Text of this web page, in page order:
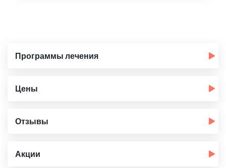
Программы лечения
Цены
Отзывы
Акции